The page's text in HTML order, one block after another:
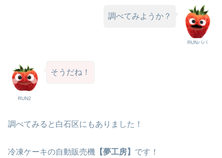
RUNパパ
調べてみようか？
RUN2
そうだね！
調べてみると白石区にもありました！
冷凍ケーキの自動販売機 【夢工房】 です！